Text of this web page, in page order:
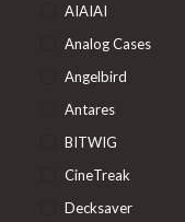
AIAIAI
Analog Cases
Angelbird
Antares
BITWIG
CineTreak
Decksaver